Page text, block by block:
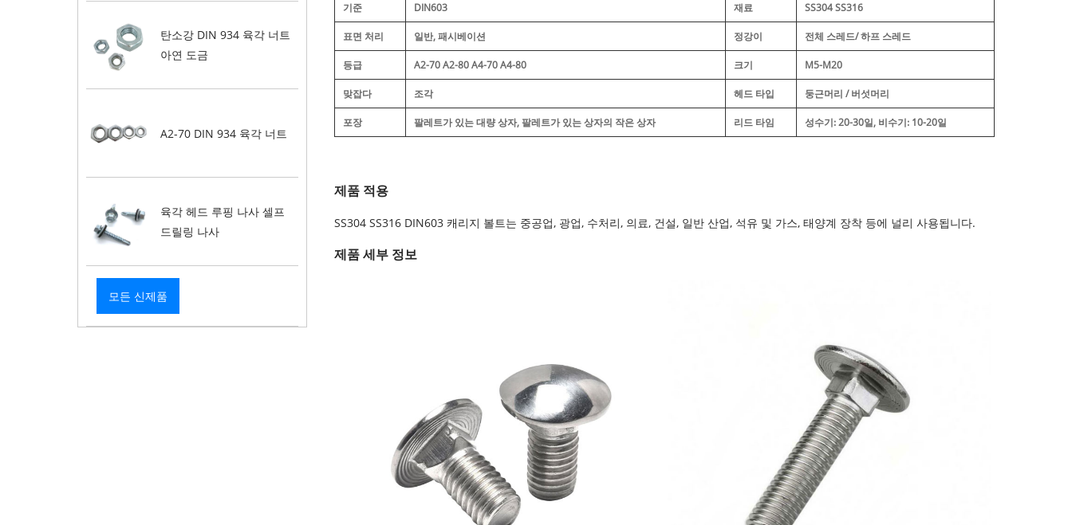
탄소강 DIN 934 육각 너트
아연 도금
A2-70 DIN 934 육각 너트
육각 헤드 루핑 나사 셀프
드릴링 나사
모든 신제품
기준 DIN603 재료 SS304 SS316
표면 처리 일반, 패시베이션 정강이 전체 스레드/ 하프 스레드
등급 A2-70 A2-80 A4-70 A4-80 크기 M5-M20
맞잡다 조각 헤드 타입 둥근머리 / 버섯머리
포장 팔레트가 있는 대량 상자, 팔레트가 있는 상자의 작은 상자 리드 타임 성수기: 20-30일, 비수기: 10-20일
제품 적용
SS304 SS316 DIN603 캐리지 볼트는 중공업, 광업, 수처리, 의료, 건설, 일반 산업, 석유 및 가스, 태양계 장착 등에 널리 사용됩니다.
제품 세부 정보